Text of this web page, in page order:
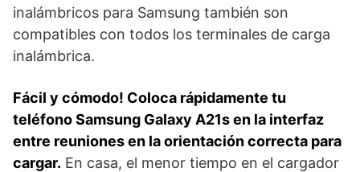
inalámbricos para Samsung también son
compatibles con todos los terminales de carga
inalámbrica.
Fácil y cómodo! Coloca rápidamente tu
teléfono Samsung Galaxy A21s en la interfaz
entre reuniones en la orientación correcta para
cargar. En casa, el menor tiempo en el cargador